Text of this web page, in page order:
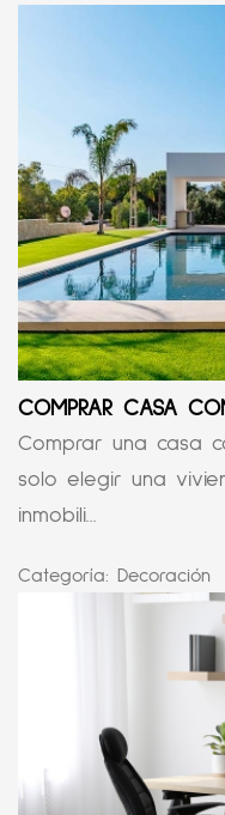
COMPRAR CASA
Comprar una casa
solo elegir una
inmobili...
Categoría: Decoración